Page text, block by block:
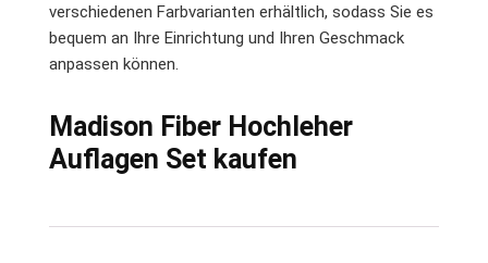
verschiedenen Farbvarianten erhältlich, sodass Sie es
bequem an Ihre Einrichtung und Ihren Geschmack
anpassen können.
Madison Fiber Hochleher
Auflagen Set kaufen